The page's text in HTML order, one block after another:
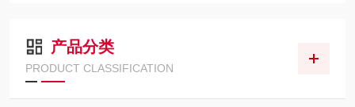
产品分类
PRODUCT CLASSIFICATION